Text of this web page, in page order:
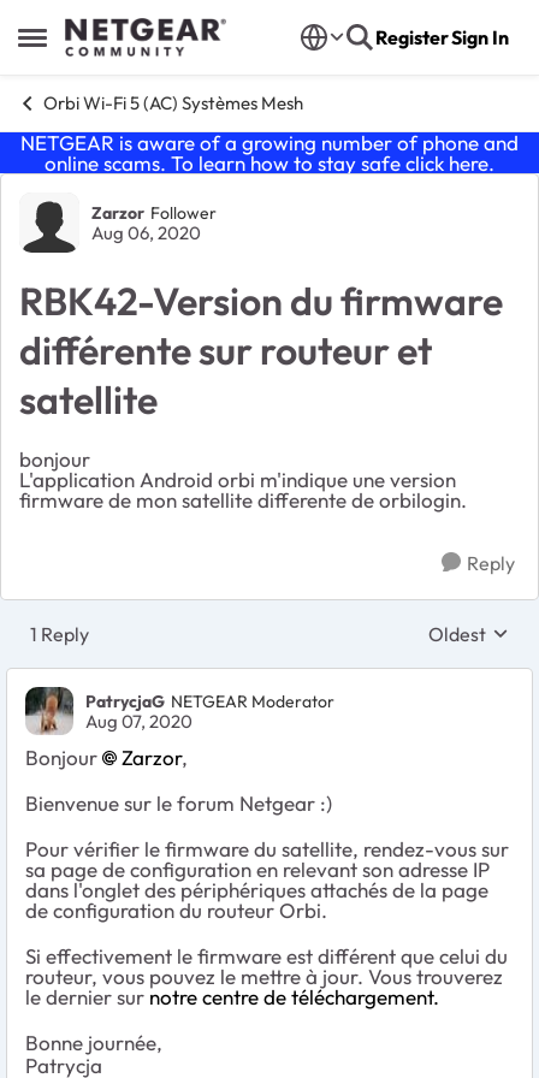
Open Side Menu
Skip to content RegisterSign In
Orbi Wi-Fi 5 (AC) Systèmes Mesh
NETGEAR is aware of a growing number of phone and
online scams. To learn how to stay safe click here.
Forum Discussion
Zarzor Follower
Aug 06, 2020
RBK42-Version du firmware
différente sur routeur et
satellite
bonjour
L'application Android orbi m'indique une version
firmware de mon satellite differente de orbilogin.
Reply
1 Reply Replies
Oldest
PatrycjaG NETGEAR Moderator
Aug 07, 2020
Bonjour Zarzor,
Bienvenue sur le forum Netgear :)
Pour vérifier le firmware du satellite, rendez-vous sur
sa page de configuration en relevant son adresse IP
dans l'onglet des périphériques attachés de la page
de configuration du routeur Orbi.
Si effectivement le firmware est différent que celui du
routeur, vous pouvez le mettre à jour. Vous trouverez
le dernier sur notre centre de téléchargement.
Bonne journée,
Patrycja